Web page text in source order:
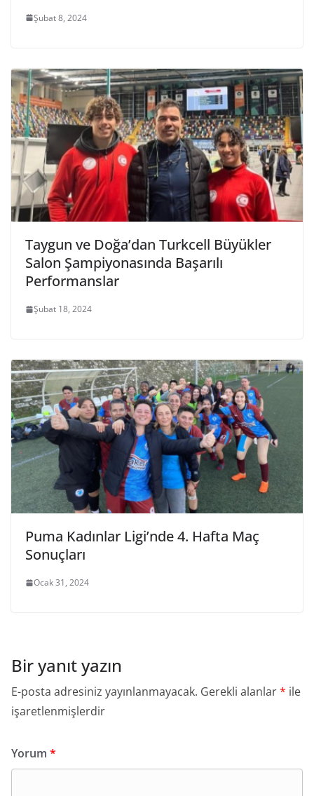
Şubat 8, 2024
Taygun ve Doğa’dan Turkcell Büyükler
Salon Şampiyonasında Başarılı
Performanslar
Şubat 18, 2024
Puma Kadınlar Ligi’nde 4. Hafta Maç
Sonuçları
Ocak 31, 2024
Bir yanıt yazın
E-posta adresiniz yayınlanmayacak. Gerekli alanlar* ile
işaretlenmişlerdir
Yorum *